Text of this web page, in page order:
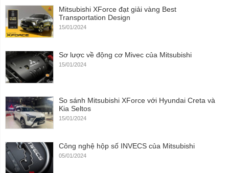
Mitsubishi XForce đạt giải vàng Best
Transportation Design
15/01/2024
Sơ lược về động cơ Mivec của Mitsubishi
15/01/2024
So sánh Mitsubishi XForce với Hyundai Creta và
Kia Seltos
15/01/2024
Công nghệ hộp số INVECS của Mitsubishi
05/01/2024